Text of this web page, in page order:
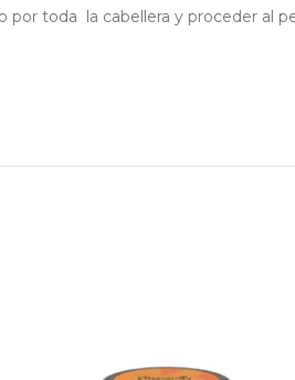
toda la cabellera y proceder al